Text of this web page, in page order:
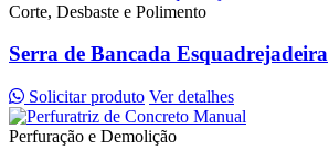
Corte, Desbaste e Polimento
Serra de Bancada Esquadrejadeira
Solicitar produto Ver detalhes
Perfuração e Demolição